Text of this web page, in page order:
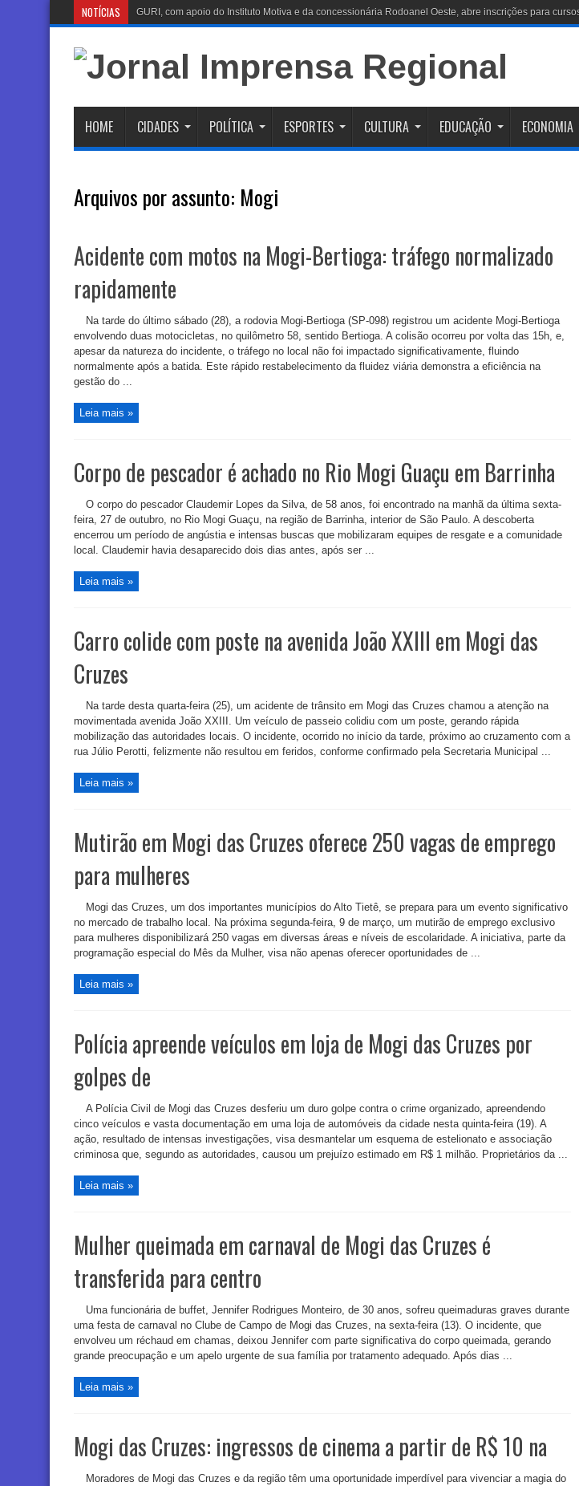
NOTÍCIAS Bom Prato celebra D
HOME CIDADES POLÍTICA ESPORTES CULTURA EDUCAÇÃO ECONOMIA
Arquivos por assunto: Mogi
Acidente com motos na Mogi-Bertioga: tráfego normalizado
rapidamente
Na tarde do último sábado (28), a rodovia Mogi-Bertioga (SP-098) registrou um acidente Mogi-Bertioga
envolvendo duas motocicletas, no quilômetro 58, sentido Bertioga. A colisão ocorreu por volta das 15h, e,
apesar da natureza do incidente, o tráfego no local não foi impactado significativamente, fluindo
normalmente após a batida. Este rápido restabelecimento da fluidez viária demonstra a eficiência na
gestão do ...
Leia mais »
Corpo de pescador é achado no Rio Mogi Guaçu em Barrinha
O corpo do pescador Claudemir Lopes da Silva, de 58 anos, foi encontrado na manhã da última sexta-
feira, 27 de outubro, no Rio Mogi Guaçu, na região de Barrinha, interior de São Paulo. A descoberta
encerrou um período de angústia e intensas buscas que mobilizaram equipes de resgate e a comunidade
local. Claudemir havia desaparecido dois dias antes, após ser ...
Leia mais »
Carro colide com poste na avenida João XXIII em Mogi das
Cruzes
Na tarde desta quarta-feira (25), um acidente de trânsito em Mogi das Cruzes chamou a atenção na
movimentada avenida João XXIII. Um veículo de passeio colidiu com um poste, gerando rápida
mobilização das autoridades locais. O incidente, ocorrido no início da tarde, próximo ao cruzamento com a
rua Júlio Perotti, felizmente não resultou em feridos, conforme confirmado pela Secretaria Municipal ...
Leia mais »
Mutirão em Mogi das Cruzes oferece 250 vagas de emprego
para mulheres
Mogi das Cruzes, um dos importantes municípios do Alto Tietê, se prepara para um evento significativo
no mercado de trabalho local. Na próxima segunda-feira, 9 de março, um mutirão de emprego exclusivo
para mulheres disponibilizará 250 vagas em diversas áreas e níveis de escolaridade. A iniciativa, parte da
programação especial do Mês da Mulher, visa não apenas oferecer oportunidades de ...
Leia mais »
Polícia apreende veículos em loja de Mogi das Cruzes por
golpes de
A Polícia Civil de Mogi das Cruzes desferiu um duro golpe contra o crime organizado, apreendendo
cinco veículos e vasta documentação em uma loja de automóveis da cidade nesta quinta-feira (19). A
ação, resultado de intensas investigações, visa desmantelar um esquema de estelionato e associação
criminosa que, segundo as autoridades, causou um prejuízo estimado em R$ 1 milhão. Proprietários da ...
Leia mais »
Mulher queimada em carnaval de Mogi das Cruzes é
transferida para centro
Uma funcionária de buffet, Jennifer Rodrigues Monteiro, de 30 anos, sofreu queimaduras graves durante
uma festa de carnaval no Clube de Campo de Mogi das Cruzes, na sexta-feira (13). O incidente, que
envolveu um réchaud em chamas, deixou Jennifer com parte significativa do corpo queimada, gerando
grande preocupação e um apelo urgente de sua família por tratamento adequado. Após dias ...
Leia mais »
Mogi das Cruzes: ingressos de cinema a partir de R$ 10 na
Moradores de Mogi das Cruzes e da região têm uma oportunidade imperdível para vivenciar a magia do